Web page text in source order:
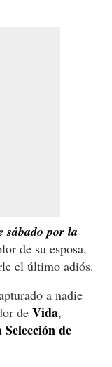
sábado por la
de su esposa,
el último adiós.
a nadie
de Vida,
de